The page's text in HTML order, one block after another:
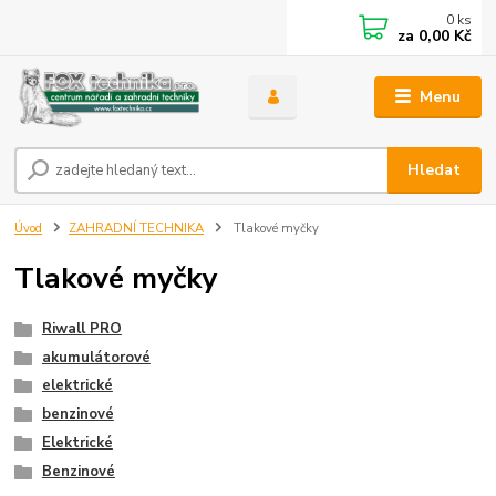
Menu
Hledat
0 ks
za 0,00 Kč
Úvod ZAHRADNÍ TECHNIKA Tlakové myčky
Tlakové myčky
Riwall PRO
akumulátorové
elektrické
benzinové
Elektrické
Benzinové